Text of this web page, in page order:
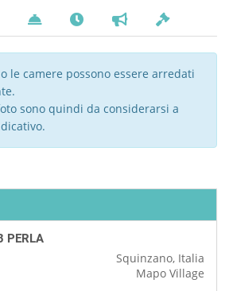
le camere possono essere arredati
sono quindi da considerarsi a
PERLA
Squinzano, Italia
Mapo Village